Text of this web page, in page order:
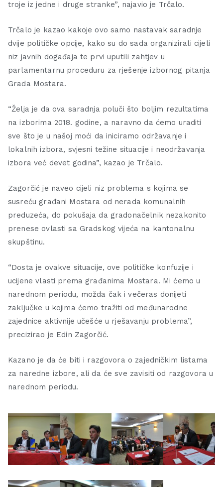
troje iz jedne i druge stranke”, najavio je Trčalo.
Trčalo je kazao kakoje ovo samo nastavak saradnje
dvije političke opcije, kako su do sada organizirali cijeli
niz javnih događaja te prvi uputili zahtjev u
parlamentarnu proceduru za rješenje izbornog pitanja
Grada Mostara.
“Želja je da ova saradnja poluči što boljim rezultatima
na izborima 2018. godine, a naravno da ćemo uraditi
sve što je u našoj moći da iniciramo održavanje i
lokalnih izbora, svjesni težine situacije i neodržavanja
izbora već devet godina”, kazao je Trčalo.
Zagorčić je naveo cijeli niz problema s kojima se
susreću građani Mostara od nerada komunalnih
preduzeća, do pokušaja da gradonačelnik nezakonito
prenese ovlasti sa Gradskog vijeća na kantonalnu
skupštinu.
“Dosta je ovakve situacije, ove političke konfuzije i
ucijene vlasti prema građanima Mostara. Mi ćemo u
narednom periodu, možda čak i večeras donijeti
zaključke u kojima ćemo tražiti od međunarodne
zajednice aktivnije učešće u rješavanju problema”,
precizirao je Edin Zagorčić.
Kazano je da će biti i razgovora o zajedničkim listama
za naredne izbore, ali da će sve zavisiti od razgovora u
narednom periodu.